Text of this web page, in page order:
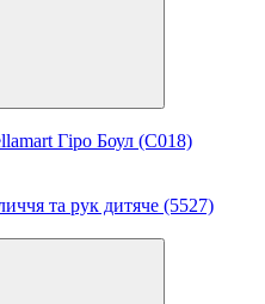
Гіро Боул (C018)